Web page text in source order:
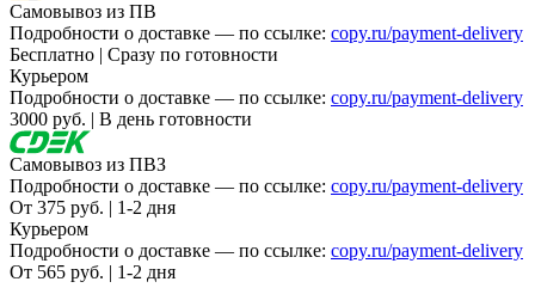
Самовывоз из ПВ
Подробности о доставке — по ссылке: copy.ru/payment-delivery
Бесплатно | Сразу по готовности
Курьером
Подробности о доставке — по ссылке: copy.ru/payment-delivery
3000 руб. | В день готовности
Самовывоз из ПВЗ
Подробности о доставке — по ссылке: copy.ru/payment-delivery
От 375 руб. | 1-2 дня
Курьером
Подробности о доставке — по ссылке: copy.ru/payment-delivery
От 565 руб. | 1-2 дня